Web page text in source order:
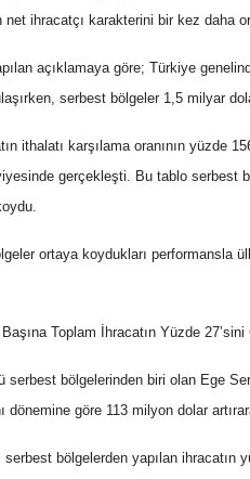
ihracatçı karakterini bir kez daha
açıklamaya göre; Türkiye
serbest bölgeler 1,5 milyar
ithalatı karşılama oranının yüzde
gerçekleşti. Bu tablo serbest
ortaya koydukları performansla
Toplam İhracatın Yüzde
serbest bölgelerinden biri olan Ege
dönemine göre 113 milyon dolar
bölgelerden yapılan ihracatın